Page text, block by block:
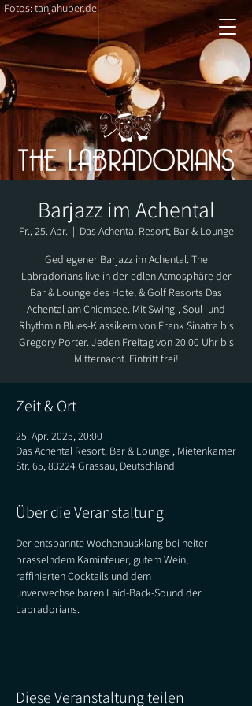
Fotos: tanjahuber.de
Barjazz im Achental
Fr., 25. Apr.
  |
Das Achental Resort, Bar & Lounge
Gediegener Barjazz im Achental. The
Labradorians live in der edlen Atmosphäre der
Bar & Lounge des Hotel & Golf Resorts Das
Achental am Chiemsee. Mit Swing-, Soul- und
Rhythm'n Blues-Klassikern von Frank Sinatra bis
Gregory Porter. Jeden Freitag von 20.00 Uhr bis
Mitternacht. Eintritt frei!
Zeit & Ort
25. Apr. 2025, 20:00
Das Achental Resort, Bar & Lounge , Mietenkamer
Str. 65, 83224 Grassau, Deutschland
Über die Veranstaltung
Der entspannte Wochenausklang bei heiter
prasselndem Kaminfeuer, gutem Wein,
raffinierten Cocktails und dem
unverwechselbaren Laid-Back-Sound der
Labradorians.
Diese Veranstaltung teilen